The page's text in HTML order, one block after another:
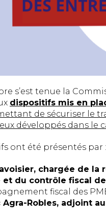
s’est tenue la
dispositifs mis en
de sécuriser le
développés dans le
ont été présentés par :
chargée de
du contrôle fiscal de
fiscal des
Agra-Robles, adjoint